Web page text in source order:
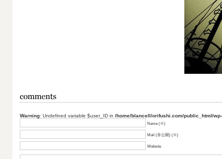
Warning: Undefined variable $user_ID in /home/blancell/orifushi.com/public_html/
Name (※)
Mail (非公開) (※)
Website